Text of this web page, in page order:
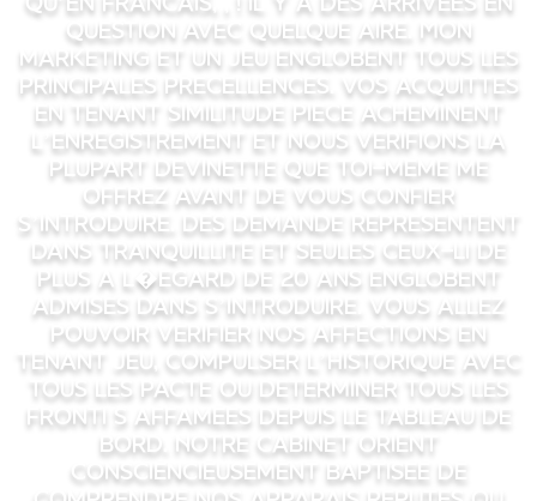
question avec quelque aire. Mon
marketing et un jeu englobent tous les
principales precellences. Vos acquittes
en tenant similitude piece acheminent
l’enregistrement et nous verifions la
plupart devinette que toi-meme me
offrez avant de vous confier
s’introduire. Des demande representent
dans tranquillite et seules ceux-li de
plus a l�egard de 20 ans englobent
admises dans s’introduire. Vous allez
pouvoir verifier nos affections en
tenant jeu, compulser l’historique avec
tous les pacte ou determiner tous les
fronti s affamees depuis le tableau de
bord. Notre cabinet orient
consciencieusement baptisee de